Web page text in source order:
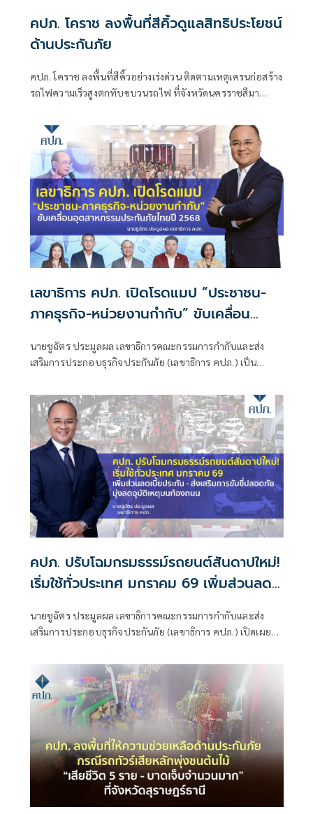
คปภ. โคราช ลงพื้นที่สีคิ้วดูแลสิทธิประโยชน์
ด้านประกันภัย
คปภ. โคราช ลงพื้นที่สีคิ้วอย่างเร่งด่วน ติดตามเหตุเครนก่อสร้าง
รถไฟความเร็วสูงตกทับขบวนรถไฟ ที่จังหวัดนครราชสีมา
เลขาธิการ คปภ. เปิดโรดแมป “ประชาชน-
ภาคธุรกิจ-หน่วยงานกำกับ” ขับเคลื่อน
นายชูฉัตร ประมูลผล เลขาธิการคณะกรรมการกำกับและส่ง
เสริมการประกอบธุรกิจประกันภัย (เลขาธิการ คปภ.) เป็น
สำนักงาน คปภ. ประจำปี 2568 พร้อมด้วยผู้บริหารระดับสูง
ของสำนักงานคณะกรรมการกำกับและส่งเสริมการประกอบ
ธุรกิจประกันภัย (สำนักงาน คปภ.) เมื่อวันที่ 3 กุมภาพันธ์ 2568
คปภ. ปรับโฉมกรมธรรม์รถยนต์สันดาปใหม่!
เริ่มใช้ทั่วประเทศ มกราคม 69 เพิ่มส่วนลด
ลดอุบัติเหตุบนท้องถนน
นายชูฉัตร ประมูลผล เลขาธิการคณะกรรมการกำกับและส่ง
เสริมการประกอบธุรกิจประกันภัย (เลขาธิการ คปภ.) เปิดเผยว่า
ประกันภัยและพิกัดอัตราเบี้ยประกันภัย